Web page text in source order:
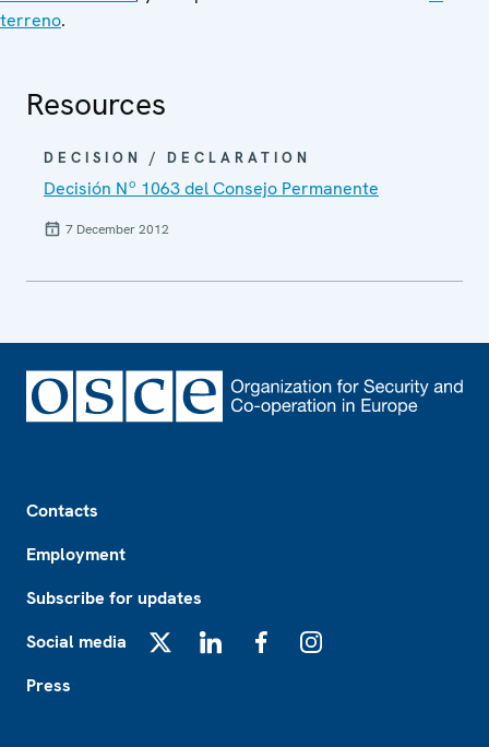
terreno.
Resources
DECISION / DECLARATION
Decisión Nº 1063 del Consejo Permanente
7 December 2012
Contacts
Employment
Subscribe for updates
Social media
Press